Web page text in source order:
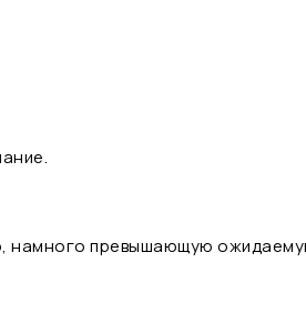
намного превышающую